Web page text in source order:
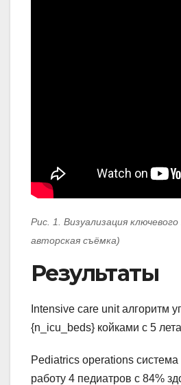
Рис. 1. Визуализация
авторская съёмка)
Результаты
Intensive care unit алгоритм
{n_icu_beds} койками с 5
Pediatrics operations
работу 4 педиатров с 84%